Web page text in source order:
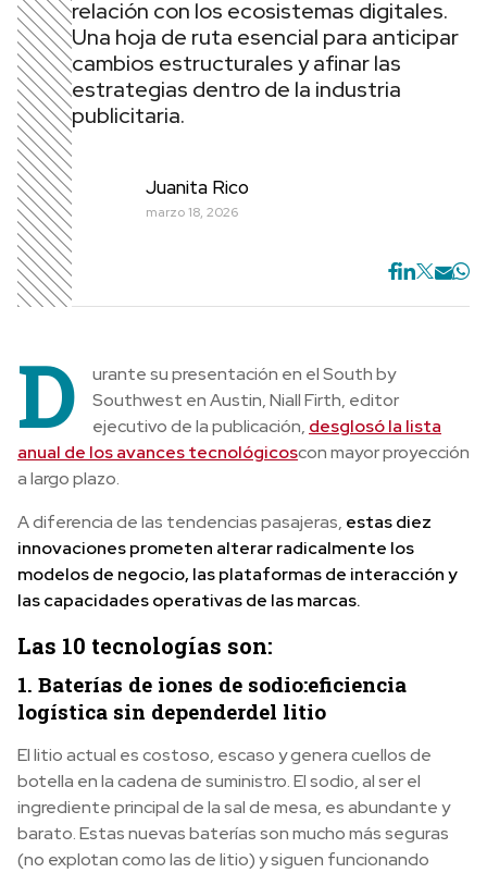
relación con los ecosistemas digitales.
Una hoja de ruta esencial para anticipar
cambios estructurales y afinar las
estrategias dentro de la industria
publicitaria.
Juanita Rico
marzo 18, 2026
D
urante su presentación en el South by
Southwest en Austin, Niall Firth, editor
ejecutivo de la publicación, desglosó la lista
anual de los avances tecnológicoscon mayor proyección
a largo plazo.
A diferencia de las tendencias pasajeras, estas diez
innovaciones prometen alterar radicalmente los
modelos de negocio, las plataformas de interacción y
las capacidades operativas de las marcas.
Las 10 tecnologías son:
1. Baterías de iones de sodio:eficiencia
logística sin dependerdel litio
El litio actual es costoso, escaso y genera cuellos de
botella en la cadena de suministro. El sodio, al ser el
ingrediente principal de la sal de mesa, es abundante y
barato. Estas nuevas baterías son mucho más seguras
(no explotan como las de litio) y siguen funcionando